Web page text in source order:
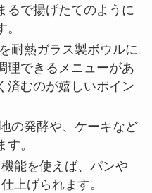
るで揚げたてのように
耐熱ガラス製ボウルに
理できるメニューがあ
済むのが嬉しいポイン
の発酵や、ケーキなど
。
能を使えば、パンや
上げられます。